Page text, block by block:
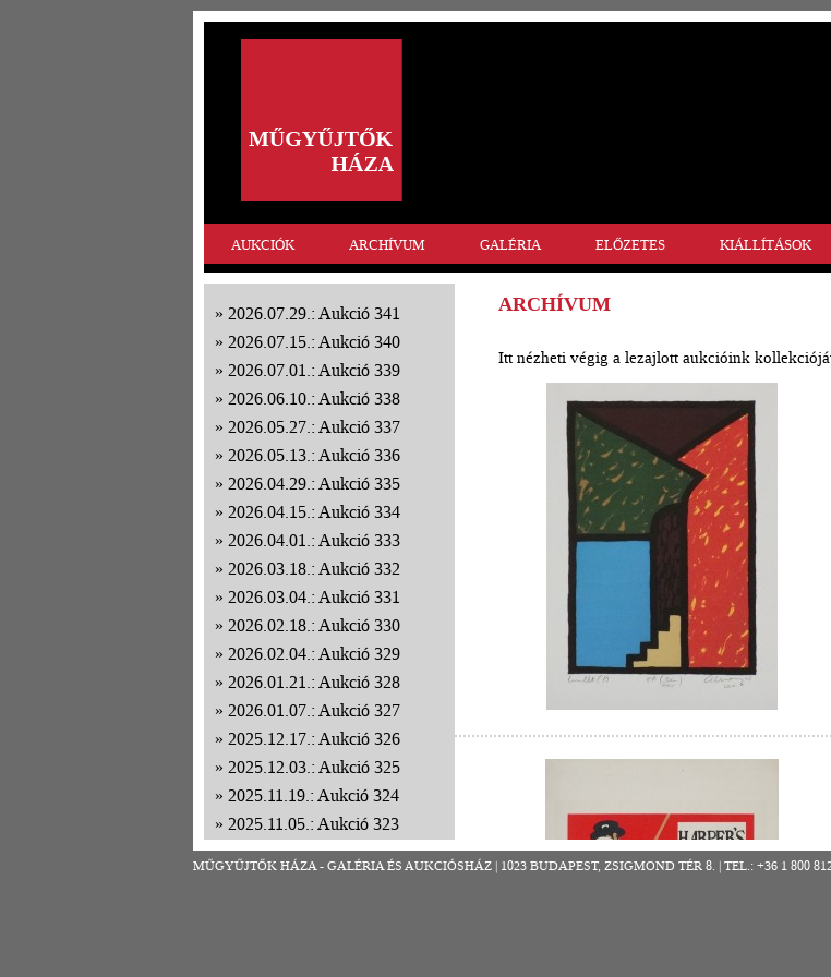
AUKCIÓK ARCHÍVUM GALÉRIA ELŐZETES KIÁLLÍTÁSOK
2026.07.29.: Aukció 341
2026.07.15.: Aukció 340
2026.07.01.: Aukció 339
2026.06.10.: Aukció 338
2026.05.27.: Aukció 337
2026.05.13.: Aukció 336
2026.04.29.: Aukció 335
2026.04.15.: Aukció 334
2026.04.01.: Aukció 333
2026.03.18.: Aukció 332
2026.03.04.: Aukció 331
2026.02.18.: Aukció 330
2026.02.04.: Aukció 329
2026.01.21.: Aukció 328
2026.01.07.: Aukció 327
2025.12.17.: Aukció 326
2025.12.03.: Aukció 325
2025.11.19.: Aukció 324
2025.11.05.: Aukció 323
2025.10.22.: Aukció 322
ARCHÍVUM
Itt nézheti végig a lezajlott aukcióink
MŰGYŰJTŐK HÁZA - GALÉRIA ÉS AUKCIÓSHÁZ | 1023 BUDAPEST, ZSIGMOND TÉR 8. | TEL.: +36 1 800